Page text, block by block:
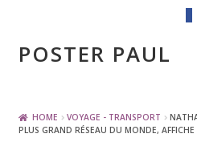
Skip
to
Skip
toPOSTER PAUL
HOME VOYAGE - TRANSPORT
PLUS GRAND RÉSEAU DU MONDE,